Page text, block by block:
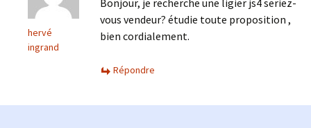
hervé
ingrand
Bonjour, je recherche une ligier js4 seriez-
vous vendeur? étudie toute proposition ,
bien cordialement.
Répondre